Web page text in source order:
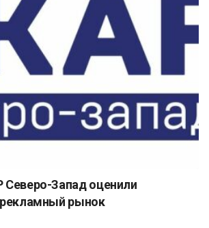
Запад оценили
рекламный рынок